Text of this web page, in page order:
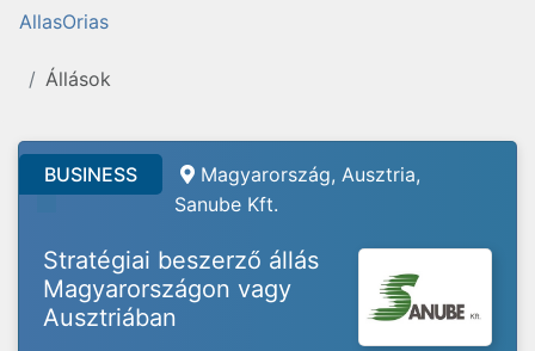
AllasOrias
Állások
BUSINESS
Magyarország, Ausztria,
Sanube Kft.
Stratégiai beszerző állás
Magyarországon vagy
Ausztriában